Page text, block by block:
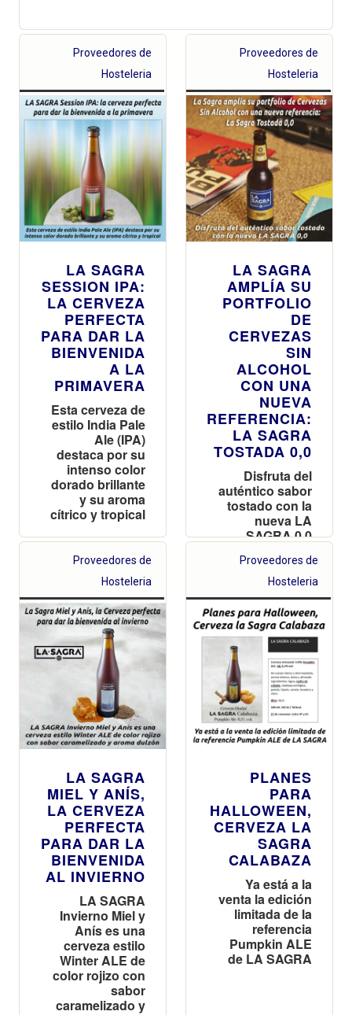
Proveedores de
Hosteleria
LA SAGRA
SESSION IPA:
LA CERVEZA
PERFECTA
PARA DAR LA
BIENVENIDA
A LA
PRIMAVERA
Esta cerveza de
estilo India Pale
Ale (IPA)
destaca por su
intenso color
dorado brillante
y su aroma
cítrico y tropical
Proveedores de
Hosteleria
LA SAGRA
AMPLÍA SU
PORTFOLIO
DE
CERVEZAS
SIN
ALCOHOL
CON UNA
NUEVA
REFERENCIA:
LA SAGRA
TOSTADA 0,0
Disfruta del
auténtico sabor
tostado con la
nueva LA
SAGRA 0,0
Proveedores de
Hosteleria
LA SAGRA
MIEL Y ANÍS,
LA CERVEZA
PERFECTA
PARA DAR LA
BIENVENIDA
AL INVIERNO
LA SAGRA
Invierno Miel y
Anís es una
cerveza estilo
Winter ALE de
color rojizo con
sabor
caramelizado y
Proveedores de
Hosteleria
PLANES
PARA
HALLOWEEN,
CERVEZA LA
SAGRA
CALABAZA
Ya está a la
venta la edición
limitada de la
referencia
Pumpkin ALE
de LA SAGRA